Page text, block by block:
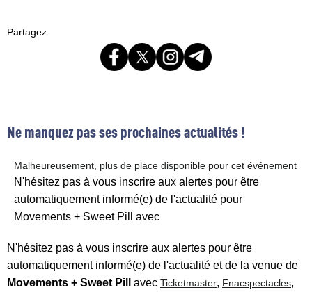
Partagez
Ne manquez pas ses prochaines actualités !
Malheureusement, plus de place disponible pour cet événement
N'hésitez pas à vous inscrire aux alertes pour être
automatiquement informé(e) de l'actualité pour
Movements + Sweet Pill avec
N'hésitez pas à vous inscrire aux alertes pour être
automatiquement informé(e) de l'actualité et de la venue de
Movements + Sweet Pill
avec Ticketmaster, Fnacspectacles,